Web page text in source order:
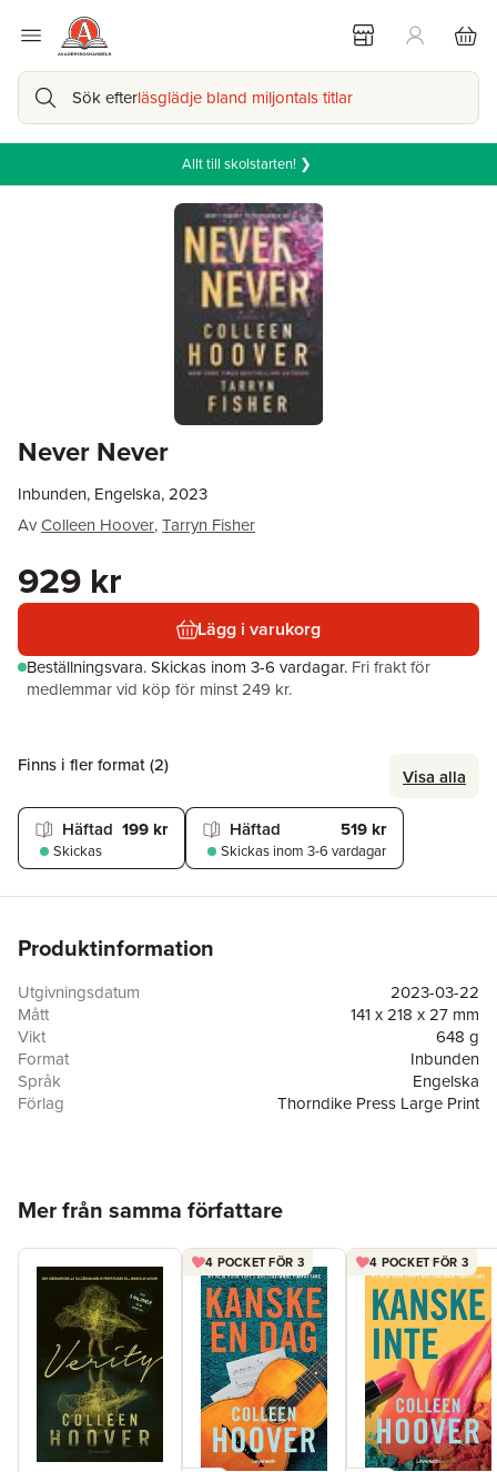
Sök efterläsglädje bland miljontals titlar
Allt till skolstarten! ❯
Never Never
Inbunden, Engelska, 2023
AvColleen Hoover,Tarryn Fisher
929 kr
Lägg i varukorg
Beställningsvara.Skickas inom 3-6 vardagar. Fri frakt för
medlemmar vid köp för minst 249 kr.
Finns i fler format (2) Visa alla
Häftad 199 kr
Skickas
Häftad 519 kr
Skickas inom 3-6 vardagar
Produktinformation
Utgivningsdatum
2023-03-22
Mått
141 x 218 x 27 mm
Vikt
648 g
Format
Inbunden
Språk
Engelska
Förlag
Thorndike Press Large Print
Mer från samma författare
4 POCKET FÖR 3 4 POCKET FÖR 3